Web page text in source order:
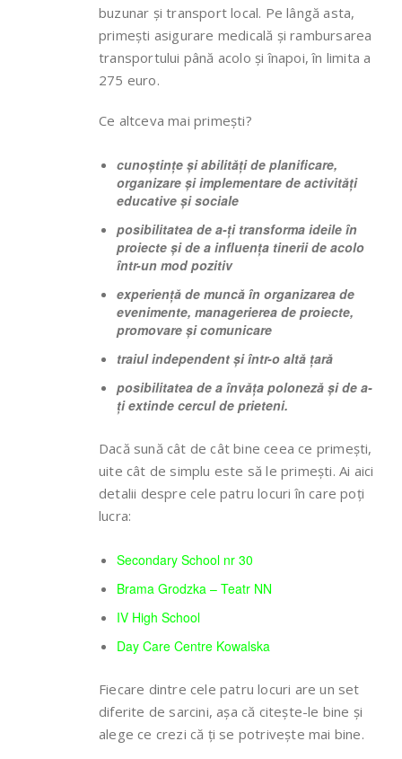
buzunar și transport local. Pe lângă asta,
primești asigurare medicală și rambursarea
transportului până acolo și înapoi, în limita a
275 euro.
Ce altceva mai primești?
cunoștințe și abilități de planificare,
organizare și implementare de activități
educative și sociale
posibilitatea de a-ți transforma ideile în
proiecte și de a influența tinerii de acolo
într-un mod pozitiv
experiență de muncă în organizarea de
evenimente, managerierea de proiecte,
promovare și comunicare
traiul independent și într-o altă țară
posibilitatea de a învăța poloneză și de a-
ți extinde cercul de prieteni.
Dacă sună cât de cât bine ceea ce primești,
uite cât de simplu este să le primești. Ai aici
detalii despre cele patru locuri în care poți
lucra:
Secondary School nr 30
Brama Grodzka – Teatr NN
IV High School
Day Care Centre Kowalska
Fiecare dintre cele patru locuri are un set
diferite de sarcini, așa că citește-le bine și
alege ce crezi că ți se potrivește mai bine.